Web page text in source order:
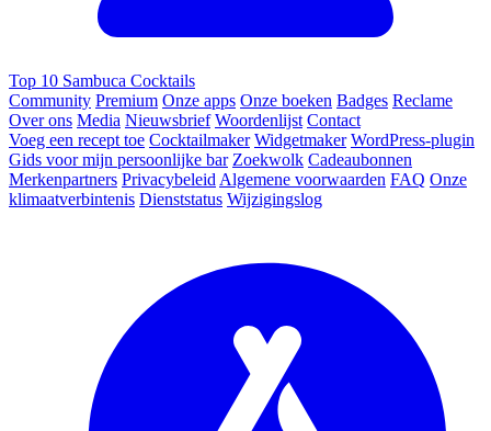
Top 10 Sambuca Cocktails
Community Premium Onze apps Onze boeken Badges Reclame
Over ons Media Nieuwsbrief Woordenlijst Contact
Voeg een recept toe Cocktailmaker Widgetmaker WordPress-plugin
Gids voor mijn persoonlijke bar Zoekwolk Cadeaubonnen
Merkenpartners Privacybeleid Algemene voorwaarden FAQ Onze
klimaatverbintenis Dienststatus Wijzigingslog